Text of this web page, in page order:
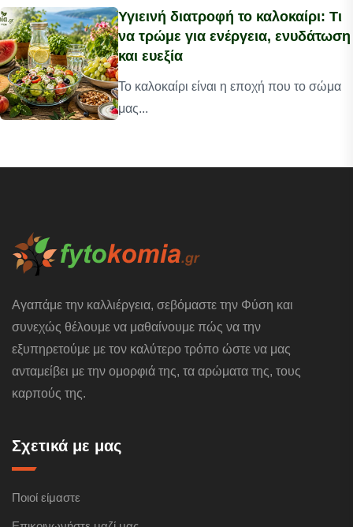
Υγιεινή διατροφή το καλοκαίρι: Τι
να τρώμε για ενέργεια, ενυδάτωση
και ευεξία
Το καλοκαίρι είναι η εποχή που το σώμα
μας...
Αγαπάμε την καλλιέργεια, σεβόμαστε την Φύση και
συνεχώς θέλουμε να μαθαίνουμε πώς να την
εξυπηρετούμε με τον καλύτερο τρόπο ώστε να μας
ανταμείβει με την ομορφιά της, τα αρώματα της, τους
καρπούς της.
Σχετικά με μας
Ποιοί είμαστε